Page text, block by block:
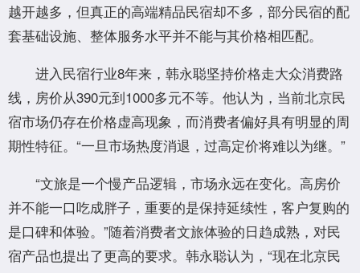
越开越多，但真正的高端精品民宿却不多，部分民宿的配
套基础设施、整体服务水平并不能与其价格相匹配。
进入民宿行业8年来，韩永聪坚持价格走大众消费路
线，房价从390元到1000多元不等。他认为，当前北京民
宿市场仍存在价格虚高现象，而消费者偏好具有明显的周
期性特征。“一旦市场热度消退，过高定价将难以为继。”
“文旅是一个慢产品逻辑，市场永远在变化。高房价
并不能一口吃成胖子，重要的是保持延续性，客户复购的
是口碑和体验。”随着消费者文旅体验的日趋成熟，对民
宿产品也提出了更高的要求。韩永聪认为，“现在北京民